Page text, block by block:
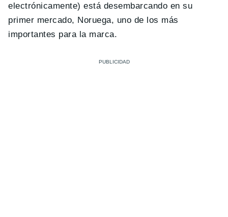
electrónicamente) está desembarcando en su
primer mercado, Noruega, uno de los más
importantes para la marca.